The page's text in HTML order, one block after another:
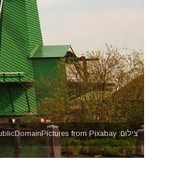
צילום: PublicDomainPictures from Pixabay